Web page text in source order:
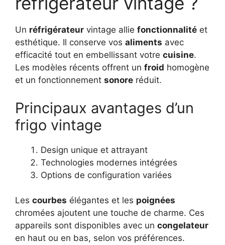
Un réfrigérateur vintage allie fonctionnalité et
esthétique. Il conserve vos aliments avec
efficacité tout en embellissant votre cuisine.
Les modèles récents offrent un froid homogène
et un fonctionnement sonore réduit.
Principaux avantages d’un
frigo vintage
Design unique et attrayant
Technologies modernes intégrées
Options de configuration variées
Les courbes élégantes et les poignées
chromées ajoutent une touche de charme. Ces
appareils sont disponibles avec un congelateur
en haut ou en bas, selon vos préférences.